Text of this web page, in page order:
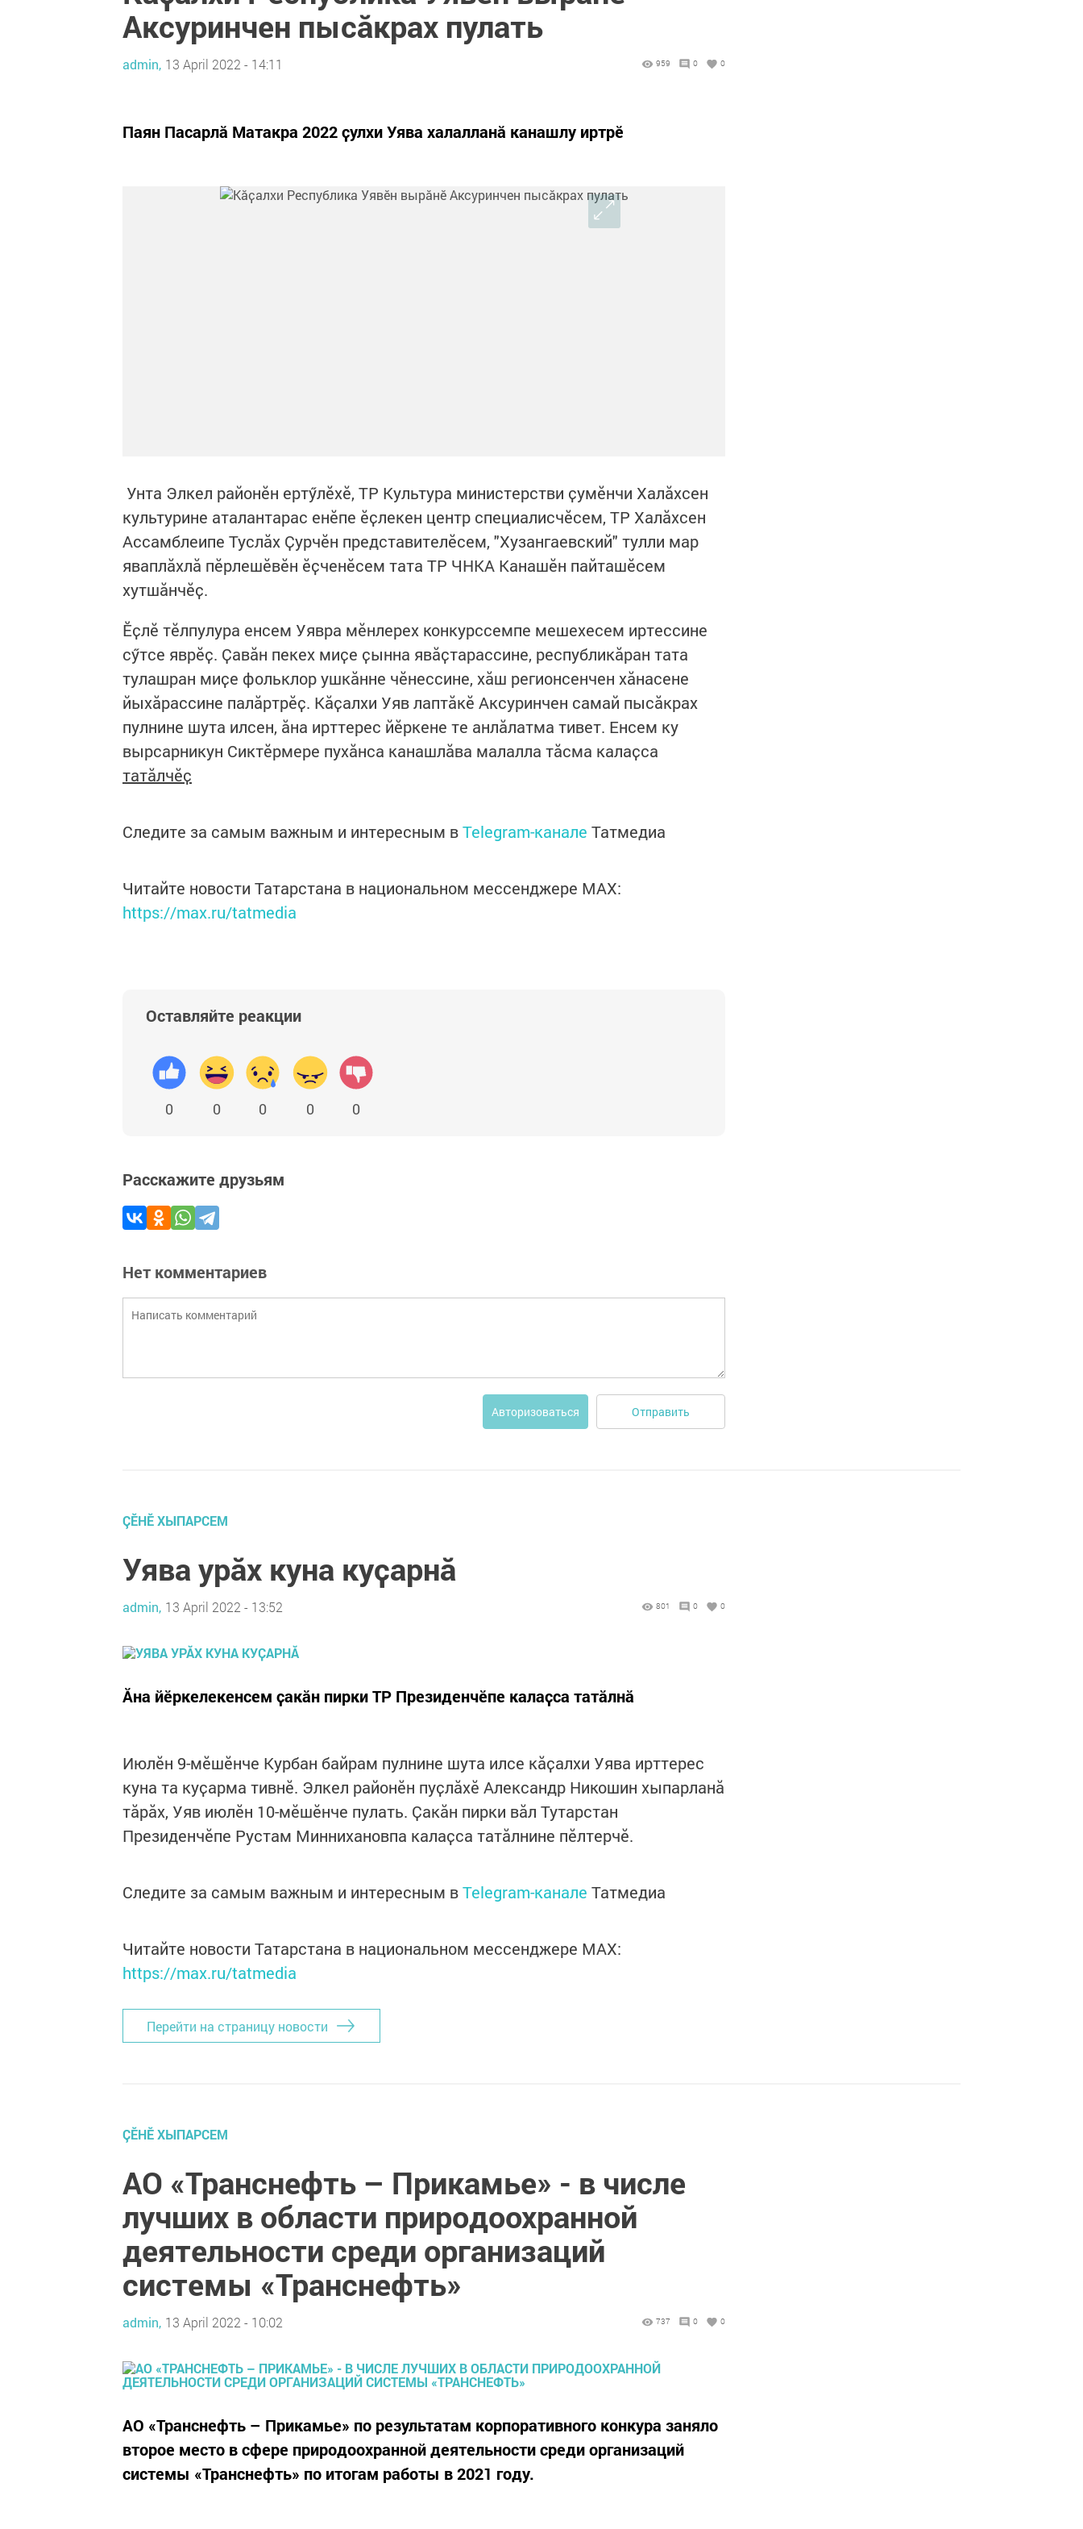
Аксуринчен пысӑкрах пулать
admin, 13 April 2022 - 14:11 959 0 0
Паян Пасарлӑ Матакра 2022 ҫулхи Уява халалланӑ канашлу иртрӗ
Унта Элкел районӗн ертӳлӗхӗ, ТР Культура министерстви ҫумӗнчи Халӑхсен
культурине аталантарас енӗпе ӗҫлекен центр специалисчӗсем, ТР Халӑхсен
Ассамблеипе Туслӑх Ҫурчӗн представителӗсем, "Хузангаевский" тулли мар
яваплӑхлӑ пӗрлешӗвӗн ӗҫченӗсем тата ТР ЧНКА Канашӗн пайташӗсем
хутшӑнчӗҫ.
Ӗҫлӗ тӗлпулура енсем Уявра мӗнлерех конкурссемпе мешехесем иртессине
сӳтсе яврӗҫ. Ҫавӑн пекех миҫе ҫынна явӑҫтарассине, республикӑран тата
тулашран миҫе фольклор ушкӑнне чӗнессине, хӑш регионсенчен хӑнасене
йыхӑрассине палӑртрӗҫ. Кӑҫалхи Уяв лаптӑкӗ Аксуринчен самай пысӑкрах
пулнине шута илсен, ӑна ирттерес йӗркене те анлӑлатма тивет. Енсем ку
вырсарникун Сиктӗрмере пухӑнса канашлӑва малалла тӑсма калаҫса
татӑлчӗҫ
Следите за самым важным и интересным вTelegram-канале Татмедиа
Читайте новости Татарстана в национальном мессенджере MАХ:
https://max.ru/tatmedia
Оставляйте реакции
0 0 0 0 0
Расскажите друзьям
Нет комментариев
Авторизоваться Отправить
ÇӖНӖ ХЫПАРСЕМ
Уява урӑх куна куҫарнӑ
admin, 13 April 2022 - 13:52 801 0 0
Ӑна йӗркелекенсем ҫакӑн пирки ТР Президенчӗпе калаҫса татӑлнӑ
Июлӗн 9-мӗшӗнче Курбан байрам пулнине шута илсе кӑҫалхи Уява ирттерес
куна та куҫарма тивнӗ. Элкел районӗн пуҫлӑхӗ Александр Никошин хыпарланӑ
тӑрӑх, Уяв июлӗн 10-мӗшӗнче пулать. Ҫакӑн пирки вӑл Тутарстан
Президенчӗпе Рустам Миннихановпа калаҫса татӑлнине пӗлтерчӗ.
Следите за самым важным и интересным вTelegram-канале Татмедиа
Читайте новости Татарстана в национальном мессенджере MАХ:
https://max.ru/tatmedia
Перейти на страницу новости
ÇӖНӖ ХЫПАРСЕМ
АО «Транснефть – Прикамье» - в числе
лучших в области природоохранной
деятельности среди организаций
системы «Транснефть»
admin, 13 April 2022 - 10:02 737 0 0
АО «Транснефть – Прикамье» по результатам корпоративного конкура заняло
второе место в сфере природоохранной деятельности среди организаций
системы «Транснефть» по итогам работы в 2021 году.